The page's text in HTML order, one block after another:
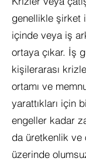
genellikle şirket
içinde veya iş
ortaya çıkar. İş
kişilerarası
ortamı ve
yarattıkları için
engeller kadar
da üretkenlik ve
üzerinde